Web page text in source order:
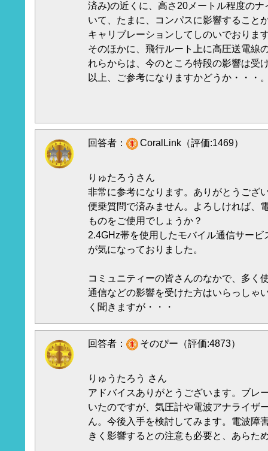
済み)の近くに、高さ20メートル程度の
いて、たまに、コンパスに影響すること
キャリブレーションしてしのいでおりま
そのほかに、飛行ルート上に高圧送電線
れらからは、今のところ特段の影響は受
以上、ご参考になりますかどうか・・・
回答者： CoralLink（評価:1469）
りゅたろうさん
非常に参考になります。ありがとうござ
便乗質問で済みません。よろしければ、
ものをご使用でしょうか？
2.4GHz帯を使用したモバイル通信サー
が気になっておりました。
コミュニティーの皆さんのなかで、多く
通信などの影響を受けた方はいらっしゃ
く聞きますが・・・
回答者： そのぴー（評価:4873）
りゅうたろう さん
アドバイスありがとうございます。ブレ
いたのですが、気圧計や電波アナライザ
ん。今後入手を検討してみます。電波障
きく影響するとの注意も必要と、あらた